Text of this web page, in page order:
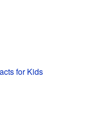
for Kids